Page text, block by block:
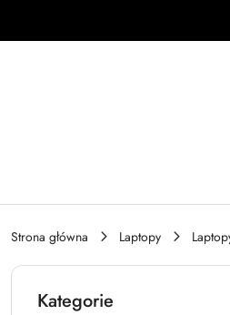
Strona główna Laptopy
Kategorie